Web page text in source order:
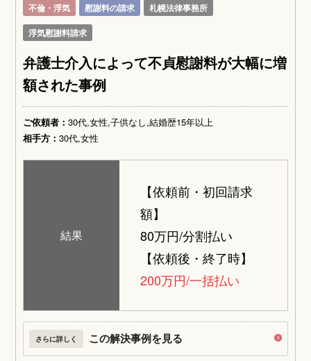
不倫・浮気 慰謝料の請求
札幌法律事務所
浮気慰謝料請求
弁護士介入によって不貞慰謝料が大幅に増
額された事例
ご依頼者：30代,女性,子供なし,結婚歴15年以上
相手方：30代,女性
結果
【依頼前・初回請求
額】
80万円/分割払い
【依頼後・終了時】
200万円/一括払い
さらに詳しく この解決事例を見る